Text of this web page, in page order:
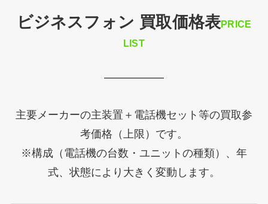
ビジネスフォン 買取価格表PRICE
LIST
主要メーカーの主装置＋電話機セット等の買取参
考価格（上限）です。
※構成（電話機の台数・ユニットの種類）、年
式、状態により大きく変動します。